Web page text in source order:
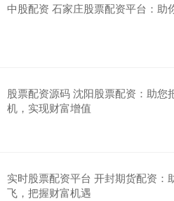
中股配资 石家庄股票配资平台：助
股票配资源码 沈阳股票配资：助您
机，实现财富增值
实时股票配资平台 开封期货配资：
飞，把握财富机遇